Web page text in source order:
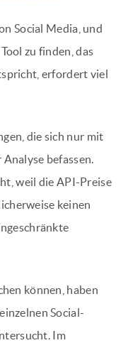
Social Media, und
zu finden, das
erfordert viel
die sich nur mit
befassen.
weil die API-Preise
keinen
können, haben
Social-
Im